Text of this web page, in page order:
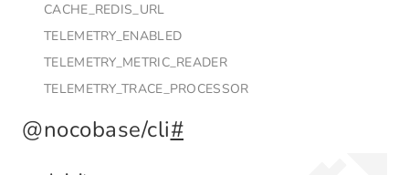
CACHE_REDIS_URL
TELEMETRY_ENABLED
TELEMETRY_METRIC_READER
TELEMETRY_TRACE_PROCESSOR
@nocobase/cli#